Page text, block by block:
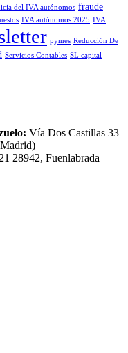
del IVA autónomos fraude
IVA autónomos 2025 IVA
pymes Reducción De
Servicios Contables SL capital
Vía Dos Castillas 33
28942, Fuenlabrada